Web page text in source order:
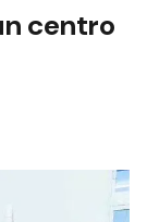
centro